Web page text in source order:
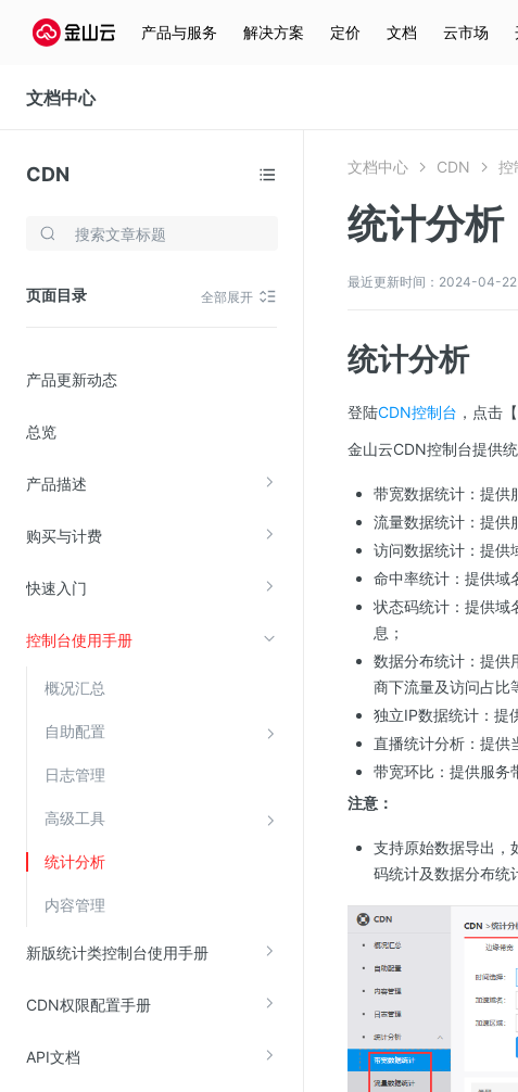
产品与服务 解决方案 定价 文档 云市场
文档中心
CDN
页面目录 全部展开
产品更新动态
总览
产品描述
购买与计费
快速入门
控制台使用手册
概况汇总
自助配置
日志管理
高级工具
统计分析
内容管理
新版统计类控制台使用手册
CDN权限配置手册
API文档
存储与云分发
云硬盘(EBS)
在线迁移服务
视频云服务
云直播(KLS)
边缘节点计算
大模型应用防火墙
渗透测试
云堡垒机
主机安全
SSL证书管理
文档中心 CDN 控
统计分析
最近更新时间：2024-04-22
统计分析
登陆CDN控制台 ，点击
金山云CDN控制台提供
带宽数据统计：提供
流量数据统计：提供
访问数据统计：提供
命中率统计：提供域
状态码统计：提供域
息；
数据分布统计：提供
商下流量及访问占比
独立IP数据统计：提
直播统计分析：提供
带宽环比：提供服务
注意：
支持原始数据导出，
码统计及数据分布统